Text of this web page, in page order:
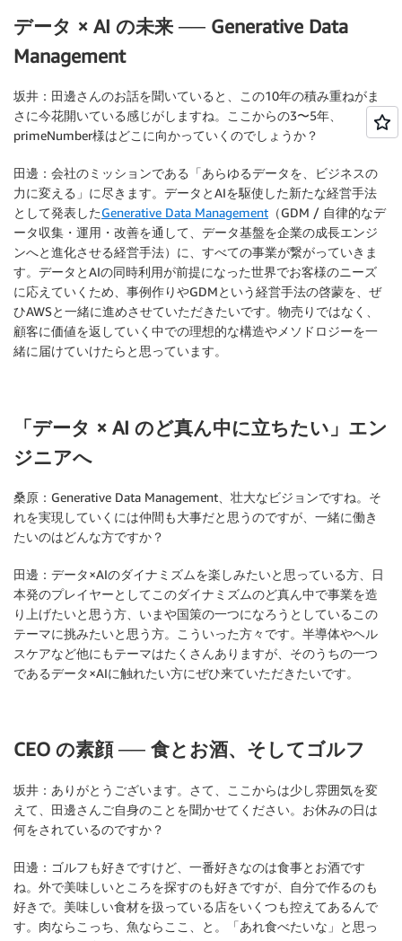
データ × AI の未来 ── Generative Data
Management
坂井： 田邊さんのお話を聞いていると、この10年の積み重ねがま
さに今花開いている感じがしますね。ここからの3〜5年、
primeNumber様はどこに向かっていくのでしょうか？
田邊： 会社のミッションである「あらゆるデータを、ビジネスの
力に変える」に尽きます。データとAIを駆使した新たな経営手法
として発表したGenerative Data Management （GDM / 自律的なデ
ータ収集・運用・改善を通して、データ基盤を企業の成長エンジ
ンへと進化させる経営手法）に、すべての事業が繋がっていきま
す。データとAIの同時利用が前提になった世界でお客様のニーズ
に応えていくため、事例作りやGDMという経営手法の啓蒙を、ぜ
ひAWSと一緒に進めさせていただきたいです。物売りではなく、
顧客に価値を返していく中での理想的な構造やメソドロジーを一
緒に届けていけたらと思っています。
「データ × AI のど真ん中に立ちたい」エン
ジニアへ
桑原： Generative Data Management、壮大なビジョンですね。そ
れを実現していくには仲間も大事だと思うのですが、一緒に働き
たいのはどんな方ですか？
田邊： データ×AIのダイナミズムを楽しみたいと思っている方、日
本発のプレイヤーとしてこのダイナミズムのど真ん中で事業を造
り上げたいと思う方、いまや国策の一つになろうとしているこの
テーマに挑みたいと思う方。こういった方々です。半導体やヘル
スケアなど他にもテーマはたくさんありますが、そのうちの一つ
であるデータ×AIに触れたい方にぜひ来ていただきたいです。
CEO の素顔 ── 食とお酒、そしてゴルフ
坂井： ありがとうございます。さて、ここからは少し雰囲気を変
えて、田邊さんご自身のことを聞かせてください。お休みの日は
何をされているのですか？
田邊： ゴルフも好きですけど、一番好きなのは食事とお酒です
ね。外で美味しいところを探すのも好きですが、自分で作るのも
好きで。美味しい食材を扱っている店をいくつも控えてあるんで
す。肉ならこっち、魚ならここ、と。「あれ食べたいな」と思っ